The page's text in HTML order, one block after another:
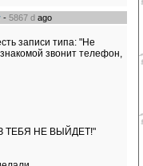
- 5867 d ago
записи типа: "Не
звонит телефон,
ТЕБЯ НЕ ВЫЙДЕТ!"